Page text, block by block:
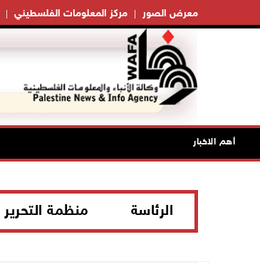
مركز المعلومات الفلسطيني معرض الصور
أهم الاخبار
الرئاسة منظمة التحرير